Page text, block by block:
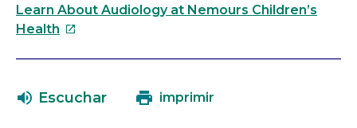
enlace
Learn About Audiology at Nemours Children’s
Health Este
en
Escuchar imprimir